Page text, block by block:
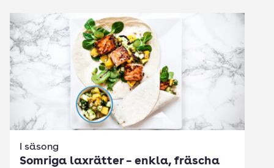
I säsong
Somriga laxrätter – enkla, fräscha